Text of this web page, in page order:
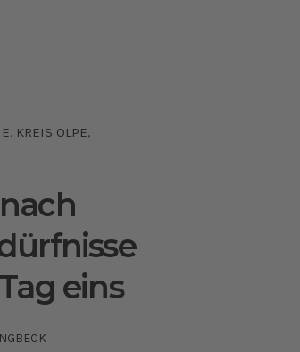
, KREIS OLPE,
eins